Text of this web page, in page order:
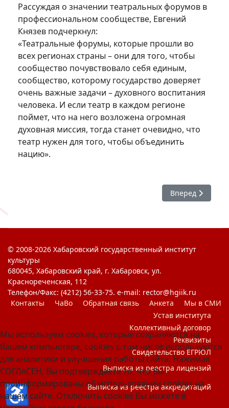
Рассуждая о значении театральных форумов в
профессиональном сообществе, Евгений
Князев подчеркнул:
«Театральные форумы, которые прошли во
всех регионах страны – они для того, чтобы
сообщество почувствовало себя единым,
сообщество, которому государство доверяет
очень важные задачи – духовного воспитания
человека. И если театр в каждом регионе
поймет, что на него возложена огромная
духовная миссия, тогда станет очевидно, что
театр нужен для того, чтобы объединить
нацию».
Следующий:
Вперед
© 2008-2026 Хабаровский государственный институт
культуры
680045, Хабаровский край, г. Хабаровск, ул.
Краснореченская, 112
Телефон/Факс: (4212) 56-33-75. e-mail: rector@hgiik.ru
Контакты
ЧаВо Обратная связь Анкета
Мы в СМИ
Устав института
Коллективный договор
Реквизиты
Свидетельство ЕГРЮЛ
Выписка из реестра лицензий
Выписка из реестра аккредитаций
Мы используем cookies, которые сохраняются на
Вашем компьютере, cookies в том числе используются
для аналитики и улучшения работы сайта. Нажимая
СОГЛАСЕН, Вы подтверждаете то, что Вы
проинформированы об использовании cookies на
нашем сайте. Отключить cookies Вы можете в